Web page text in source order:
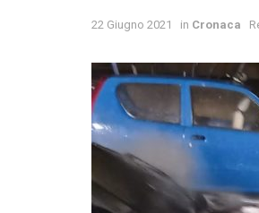
22 Giugno 2021 in Cronaca